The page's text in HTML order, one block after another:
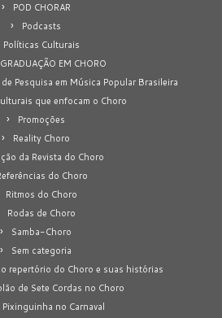
POD CHORAR
Podcasts
Políticas Culturais
EM CHORO
Pesquisa em Música Popular Brasileira
que enfocam o Choro
Promoções
Reality Choro
da Revista do Choro
do Choro
Ritmos do Choro
Rodas de Choro
Samba-Choro
Sem categoria
repertório do Choro e suas histórias
de Sete Cordas no Choro
Pixinguinha no Carnaval